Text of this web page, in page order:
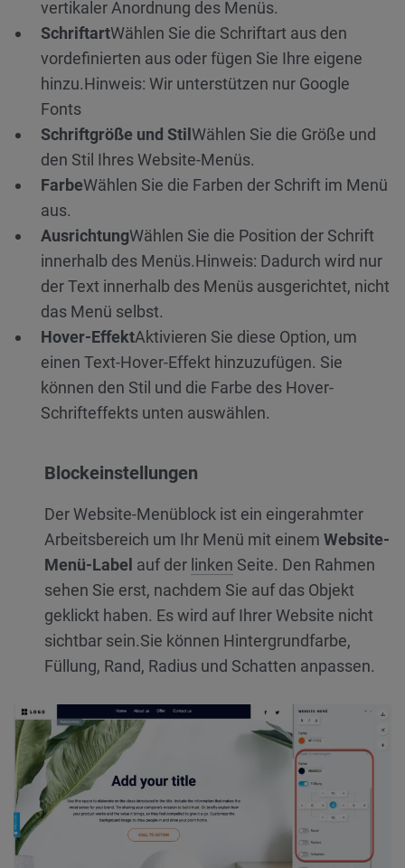
vertikaler Anordnung des Menüs.
SchriftartWählen Sie die Schriftart aus den
vordefinierten aus oder fügen Sie Ihre eigene
hinzu.Hinweis: Wir unterstützen nur Google
Fonts
Schriftgröße und Stil Wählen Sie die Größe und
den Stil Ihres Website-Menüs.
FarbeWählen Sie die Farben der Schrift im Menü
aus.
AusrichtungWählen Sie die Position der Schrift
innerhalb des Menüs.Hinweis: Dadurch wird nur
der Text innerhalb des Menüs ausgerichtet, nicht
das Menü selbst.
Hover-EffektAktivieren Sie diese Option, um
einen Text-Hover-Effekt hinzuzufügen. Sie
können den Stil und die Farbe des Hover-
Schrifteffekts unten auswählen.
Blockeinstellungen
Der Website-Menüblock ist ein eingerahmter
Arbeitsbereich um Ihr Menü mit einem Website-
Menü-Label auf der linken Seite. Den Rahmen
sehen Sie erst, nachdem Sie auf das Objekt
geklickt haben. Es wird auf Ihrer Website nicht
sichtbar sein.Sie können Hintergrundfarbe,
Füllung, Rand, Radius und Schatten anpassen.